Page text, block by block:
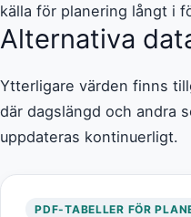
källa för planering långt i
Alternativa
Ytterligare värden finns
där dagslängd och andra
uppdateras kontinuerligt.
PDF-TABELLER FÖR